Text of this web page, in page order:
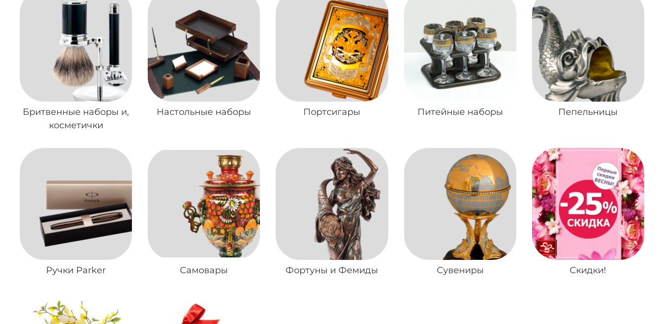
Бритвенные наборы и,
косметички
Настольные наборы Портсигары Питейные наборы Пепельницы
Ручки Parker Самовары Фортуны и Фемиды Сувениры Скидки!